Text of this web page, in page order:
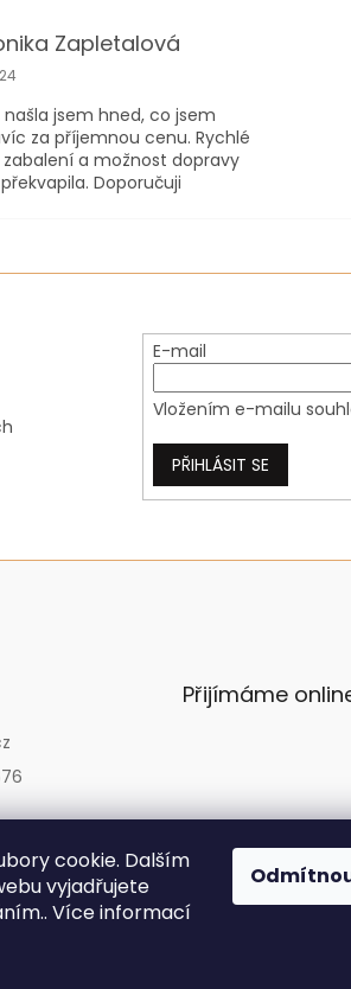
cookie. Dalším
vyjadřujete
Více informací
Zapletalová
obchodu je 5 z 5 hvězdiček.
jsem hned, co jsem
za příjemnou cenu. Rychlé
a možnost dopravy
Doporučuji
E-mail
Vložením e-mailu
PŘIHLÁSIT SE
Přijímáme
2026